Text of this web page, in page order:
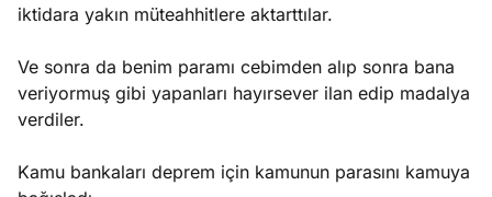
iktidara yakın müteahhitlere aktarttılar.
Ve sonra da benim paramı cebimden alıp sonra bana
veriyormuş gibi yapanları hayırsever ilan edip madalya
verdiler.
Kamu bankaları deprem için kamunun parasını kamuya